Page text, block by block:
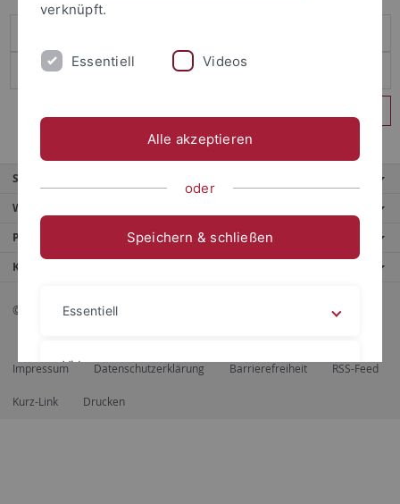
Service
Weitere Angebote
Portale
Kontaktinfo
© 2026 Eberhard Karls Universität Tübingen, Tübingen
Impressum Datenschutzerklärung Barrierefreiheit RSS-Feed
Kurz-Link Drucken
verknüpft.
Essentiell Videos
Alle akzeptieren
oder
Speichern & schließen
Essentiell
Videos